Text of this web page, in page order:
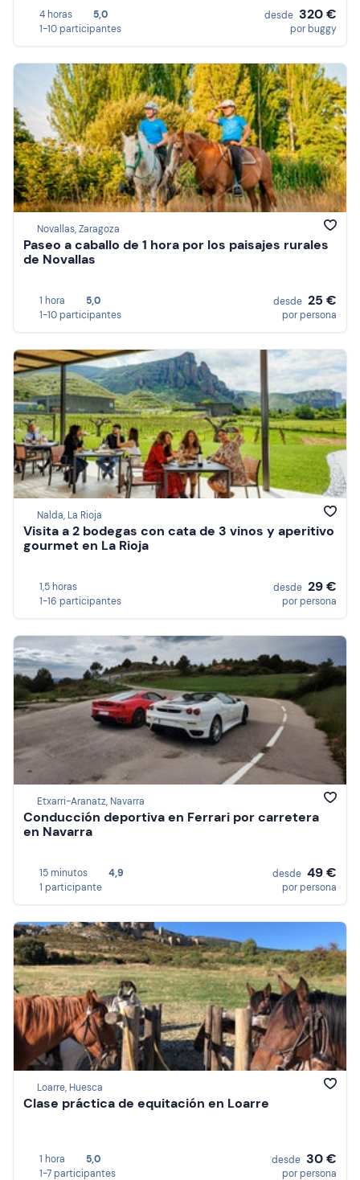
4 horas
5,0
1-10 participantes
desde 320 €
por buggy
Novallas, Zaragoza
Paseo a caballo de 1 hora por los paisajes rurales
de Novallas
1 hora
5,0
1-10 participantes
desde 25 €
por persona
Nalda, La Rioja
Visita a 2 bodegas con cata de 3 vinos y aperitivo
gourmet en La Rioja
1,5 horas
1-16 participantes
desde 29 €
por persona
Etxarri-Aranatz, Navarra
Conducción deportiva en Ferrari por carretera
en Navarra
15 minutos
4,9
1 participante
desde 49 €
por persona
Loarre, Huesca
Clase práctica de equitación en Loarre
1 hora
5,0
1-7 participantes
desde 30 €
por persona